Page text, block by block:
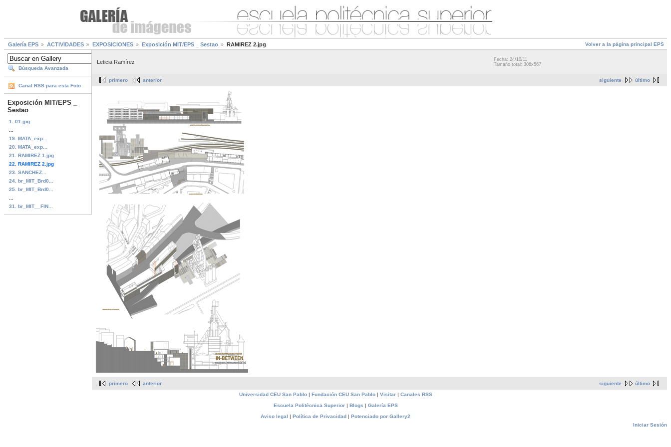
Volver a la página principal EPS
Galería EPS ACTIVIDADES EXPOSICIONES Exposición MIT/EPS _ Sestao RAMIREZ 2.jpg
Búsqueda Avanzada
Canal RSS para esta Foto
Exposición MIT/EPS _
Sestao
1. 01.jpg
19. MATA_exp...
20. MATA_exp...
21. RAMIREZ 1.jpg
22. RAMIREZ 2.jpg
23. SANCHEZ...
24. br_MIT_Brd0...
25. br_MIT_Brd0...
31. br_MIT__FIN...
Leticia Ramírez
Fecha: 24/10/11
Tamaño total: 306x567
siguiente último
primero anterior
siguiente último
primero
anterior
Universidad CEU San Pablo| Fundación CEU San Pablo| Visitar| Canales RSS
Escuela Politécnica Superior| Blogs | Galería EPS
Aviso legal | Política de Privacidad | Potenciado por Gallery2
Iniciar Sesión